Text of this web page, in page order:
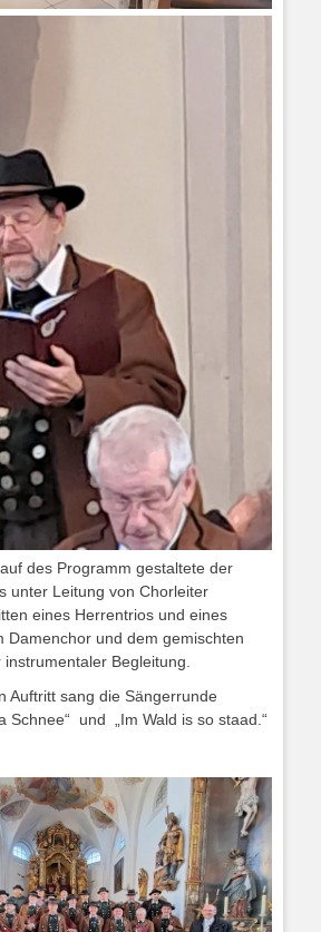
des Programm gestaltete der
unter Leitung von Chorleiter
eines Herrentrios und eines
Damenchor und dem gemischten
Begleitung.
Auftritt sang die Sängerrunde
Schnee“ und „Im Wald is so staad.“